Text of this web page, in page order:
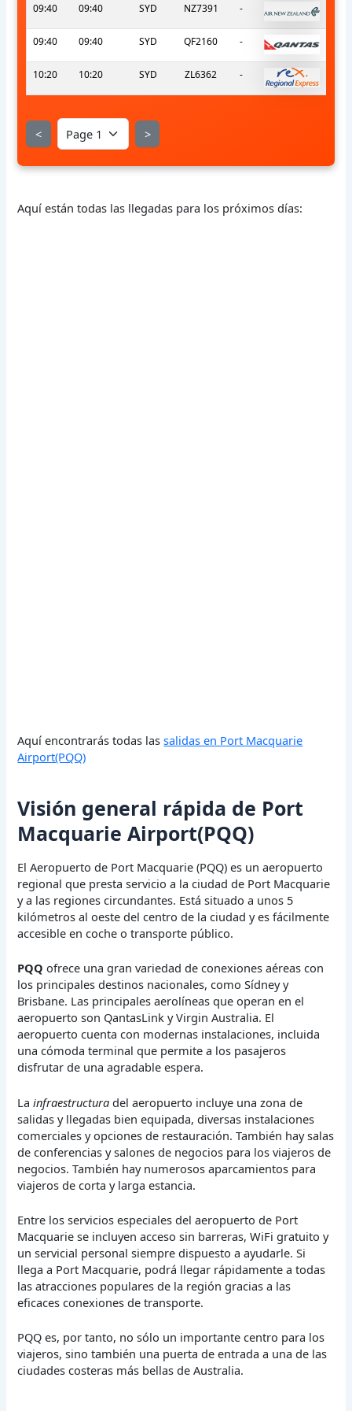
09:40 09:40 SYD NZ7391 -
09:40 09:40 SYD QF2160 -
10:20 10:20 SYD ZL6362 -
< >
Aquí están todas las llegadas para los próximos días:
Aquí encontrarás todas lassalidas en Port Macquarie
Airport(PQQ)
Visión general rápida de Port
Macquarie Airport(PQQ)
El Aeropuerto de Port Macquarie (PQQ) es un aeropuerto
regional que presta servicio a la ciudad de Port Macquarie
y a las regiones circundantes. Está situado a unos 5
kilómetros al oeste del centro de la ciudad y es fácilmente
accesible en coche o transporte público.
PQQ ofrece una gran variedad de conexiones aéreas con
los principales destinos nacionales, como Sídney y
Brisbane. Las principales aerolíneas que operan en el
aeropuerto son QantasLink y Virgin Australia. El
aeropuerto cuenta con modernas instalaciones, incluida
una cómoda terminal que permite a los pasajeros
disfrutar de una agradable espera.
Lainfraestructura del aeropuerto incluye una zona de
salidas y llegadas bien equipada, diversas instalaciones
comerciales y opciones de restauración. También hay salas
de conferencias y salones de negocios para los viajeros de
negocios. También hay numerosos aparcamientos para
viajeros de corta y larga estancia.
Entre los servicios especiales del aeropuerto de Port
Macquarie se incluyen acceso sin barreras, WiFi gratuito y
un servicial personal siempre dispuesto a ayudarle. Si
llega a Port Macquarie, podrá llegar rápidamente a todas
las atracciones populares de la región gracias a las
eficaces conexiones de transporte.
PQQ es, por tanto, no sólo un importante centro para los
viajeros, sino también una puerta de entrada a una de las
ciudades costeras más bellas de Australia.